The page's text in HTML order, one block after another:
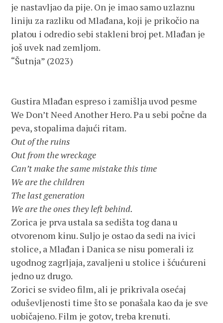
je nastavljao da pije. On je imao samo uzlaznu
liniju za razliku od Mlađana, koji je prikočio na
platou i odredio sebi stakleni broj pet. Mlađan je
još uvek nad zemljom.
“Šutnja” (2023)
Gustira Mlađan espreso i zamišlja uvod pesme
We Don’t Need Another Hero. Pa u sebi počne da
peva, stopalima dajući ritam.
Out of the ruins
Out from the wreckage
Can’t make the same mistake this time
We are the children
The last generation
We are the ones they left behind.
Zorica je prva ustala sa sedišta tog dana u
otvorenom kinu. Suljo je ostao da sedi na ivici
stolice, a Mlađan i Danica se nisu pomerali iz
ugodnog zagrljaja, zavaljeni u stolice i šćućureni
jedno uz drugo.
Zorici se svideo film, ali je prikrivala osećaj
oduševljenosti time što se ponašala kao da je sve
uobičajeno. Film je gotov, treba krenuti.